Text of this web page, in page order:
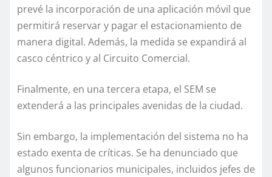
prevé la incorporación de una aplicación móvil que
permitirá reservar y pagar el estacionamiento de
manera digital. Además, la medida se expandirá al
casco céntrico y al Circuito Comercial.
Finalmente, en una tercera etapa, el SEM se
extenderá a las principales avenidas de la ciudad.
Sin embargo, la implementación del sistema no ha
estado exenta de críticas. Se ha denunciado que
algunos funcionarios municipales, incluidos jefes de